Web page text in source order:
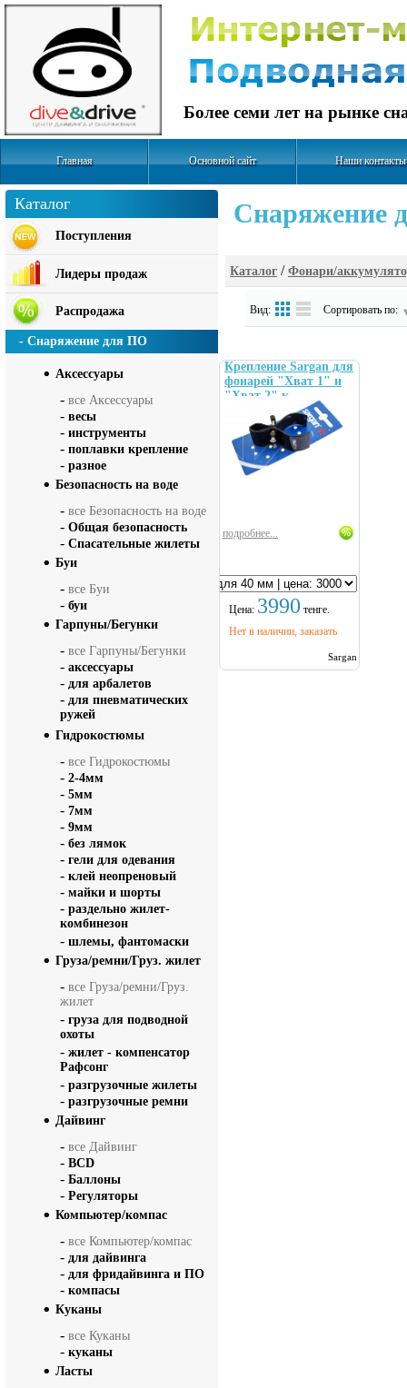
Более семи лет на рынке
Главная Основной сайт Наши контакты
Cнаряжение
Каталог / Фонари/
Вид: Сортировать по:
Крепление Sargan для
фонарей "Хват 1" и
"Хват 2" к
пневматическим
ружьям
подробнее...
Sargan
Цена: 3990 тенге.
Нет в наличии, заказать
Каталог
Поступления
Лидеры продаж
Распродажа
- Снаряжение для ПО
Аксесcуары
- все Аксесcуары
- весы
- инструменты
- поплавки крепление
- разное
Безопасность на воде
- все Безопасность на воде
- Общая безопасность
- Спасательные жилеты
Буи
- все Буи
- буи
Гарпуны/Бегунки
- все Гарпуны/Бегунки
- аксессуары
- для арбалетов
- для пневматических
ружей
Гидрокостюмы
- все Гидрокостюмы
- 2-4мм
- 5мм
- 7мм
- 9мм
- без лямок
- гели для одевания
- клей неопреновый
- майки и шорты
- раздельно жилет-
комбинезон
- шлемы, фантомаски
Груза/ремни/Груз. жилет
- все Груза/ремни/Груз.
жилет
- груза для подводной
охоты
- жилет - компенсатор
Рафсонг
- разгрузочные жилеты
- разгрузочные ремни
Дайвинг
- все Дайвинг
- BCD
- Баллоны
- Регуляторы
Компьютер/компас
- все Компьютер/компас
- для дайвинга
- для фридайвинга и ПО
- компасы
Куканы
- все Куканы
- куканы
Ласты